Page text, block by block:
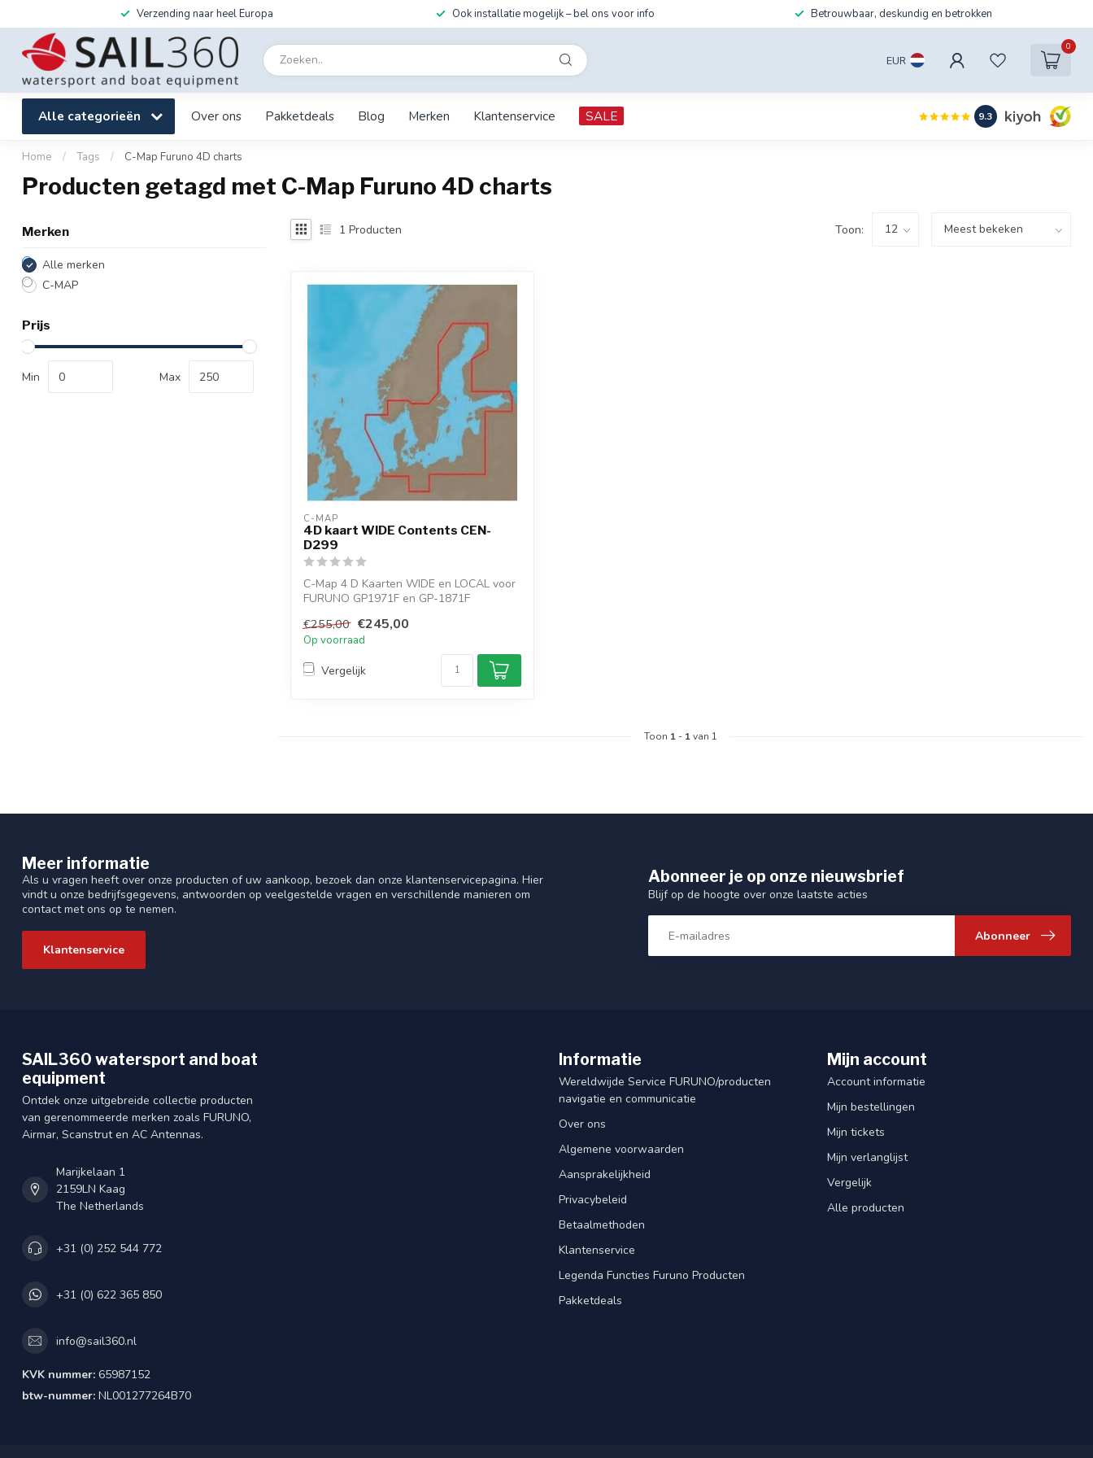
Verzending naar heel Europa Ook installatie mogelijk – bel ons voor info Betrouwbaar, deskundig en betrokken
EUR
0
Alle categorieën Over ons Pakketdeals Blog Merken Klantenservice SALE 9.3
Home / Tags / C-Map Furuno 4D charts
Producten getagd met C-Map Furuno 4D charts
Merken
Alle merken
C-MAP
Prijs
Min Max
1 Producten Toon:
C-MAP
4D kaart WIDE Contents CEN-
D299
C-Map 4 D Kaarten WIDE en LOCAL voor
FURUNO GP1971F en GP-1871F
...
€255,00 €245,00
Op voorraad
Vergelijk
Toon 1 - 1van 1
Meer informatie
Als u vragen heeft over onze producten of uw aankoop, bezoek dan onze klantenservicepagina. Hier
vindt u onze bedrijfsgegevens, antwoorden op veelgestelde vragen en verschillende manieren om
contact met ons op te nemen.
Klantenservice
Abonneer je op onze nieuwsbrief
Blijf op de hoogte over onze laatste acties
Abonneer
SAIL360 watersport and boat
equipment
Ontdek onze uitgebreide collectie producten
van gerenommeerde merken zoals FURUNO,
Airmar, Scanstrut en AC Antennas.
Marijkelaan 1
2159LN Kaag
The Netherlands
+31 (0) 252 544 772
+31 (0) 622 365 850
info@sail360.nl
KVK nummer: 65987152
btw-nummer: NL001277264B70
Informatie
Wereldwijde Service FURUNO/producten
navigatie en communicatie
Over ons
Algemene voorwaarden
Aansprakelijkheid
Privacybeleid
Betaalmethoden
Klantenservice
Legenda Functies Furuno Producten
Pakketdeals
Mijn account
Account informatie
Mijn bestellingen
Mijn tickets
Mijn verlanglijst
Vergelijk
Alle producten